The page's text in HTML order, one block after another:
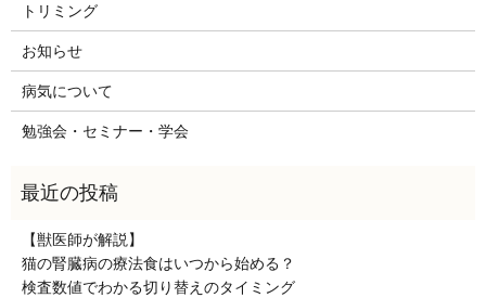
トリミング
お知らせ
病気について
勉強会・セミナー・学会
【獣医師が解説】
猫の腎臓病の療法食はいつから始める？
検査数値でわかる切り替えのタイミング